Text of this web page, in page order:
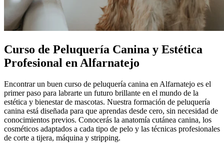
Curso de Peluquería Canina y Estética
Profesional en Alfarnatejo
Encontrar un buen curso de peluquería canina en Alfarnatejo es el
primer paso para labrarte un futuro brillante en el mundo de la
estética y bienestar de mascotas. Nuestra formación de peluquería
canina está diseñada para que aprendas desde cero, sin necesidad de
conocimientos previos. Conocerás la anatomía cutánea canina, los
cosméticos adaptados a cada tipo de pelo y las técnicas profesionales
de corte a tijera, máquina y stripping.